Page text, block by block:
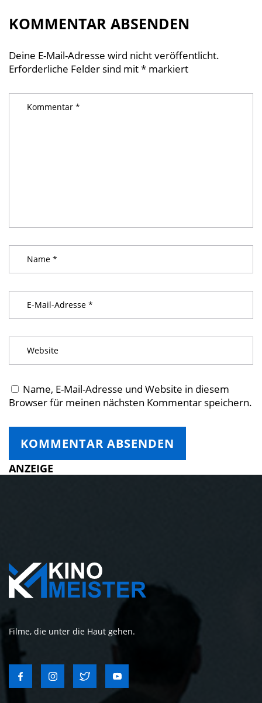
KOMMENTAR ABSENDEN
Deine E-Mail-Adresse wird nicht veröffentlicht.
Erforderliche Felder sind mit* markiert
Name, E-Mail-Adresse und Website in diesem
Browser für meinen nächsten Kommentar speichern.
ANZEIGE
Filme, die unter die Haut gehen.